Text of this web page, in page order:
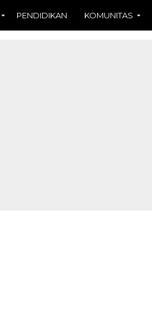
PENDIDIKAN KOMUNITAS